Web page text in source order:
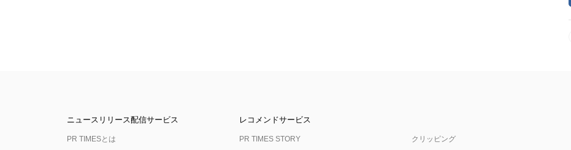
ニュースリリース配信サービス
PR TIMESとは
レコメンドサービス
PR TIMES STORY クリッピング